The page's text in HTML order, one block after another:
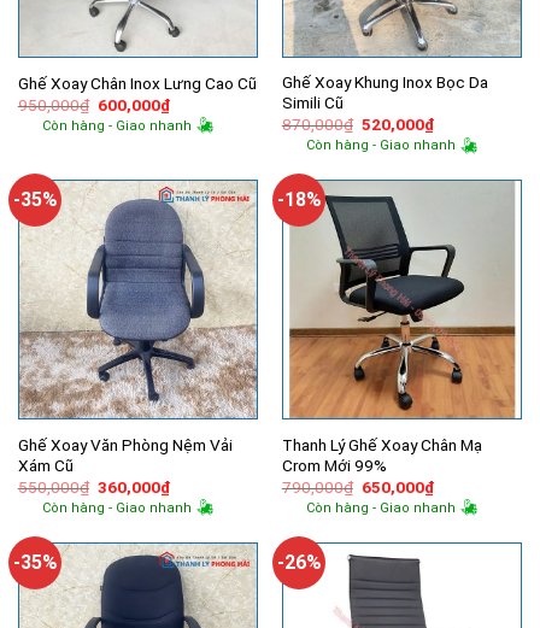
Ghế Xoay Chân Inox Lưng Cao Cũ
950,000₫ Giá
gốc
là:
600,000₫Giá
hiện
tại
Còn hàng - Giao nhanh
Ghế Xoay Khung Inox Bọc Da
Simili Cũ
870,000₫ Giá
gốc
là:
520,000₫Giá
hiện
tại
520,000₫.
Còn hàng - Giao nhanh
-35%
Ghế Xoay Văn Phòng Nệm Vải
Xám Cũ
550,000₫ Giá
gốc
là:
360,000₫Giá
hiện
tại
360,000₫.
Còn hàng - Giao nhanh
-18%
Thanh Lý Ghế Xoay Chân Mạ
Crom Mới 99%
790,000₫ Giá
gốc
là:
650,000₫Giá
hiện
tại
650,000₫.
Còn hàng - Giao nhanh
-35% -26%